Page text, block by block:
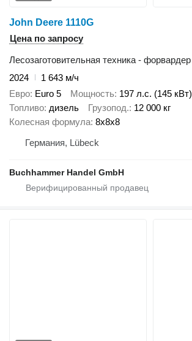
John Deere 1110G
Цена по запросу
Лесозаготовительная техника - форвардер
2024
1 643 м/ч
Евро Euro 5 Мощность 197 л.с. (145 кВт)
Топливо дизель Грузопод. 12 000 кг
Колесная формула 8x8x8
Германия, Lübeck
Buchhammer Handel GmbH